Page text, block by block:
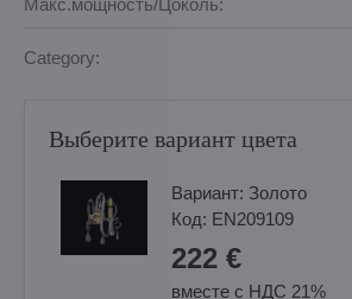
Category:
Выберите вариант цвета
Вариант: Золотo
Код: EN209109
222 €
вместе с НДС 21%